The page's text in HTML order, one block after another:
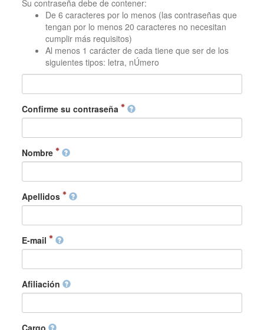
Su contraseña debe de contener:
De 6 caracteres por lo menos (las contraseñas que
tengan por lo menos 20 caracteres no necesitan
cumplir más requisitos)
Al menos 1 carácter de cada tiene que ser de los
siguientes tipos: letra, nÚmero
Confirme su contraseña
Nombre
Apellidos
E-mail
Afiliación
Cargo